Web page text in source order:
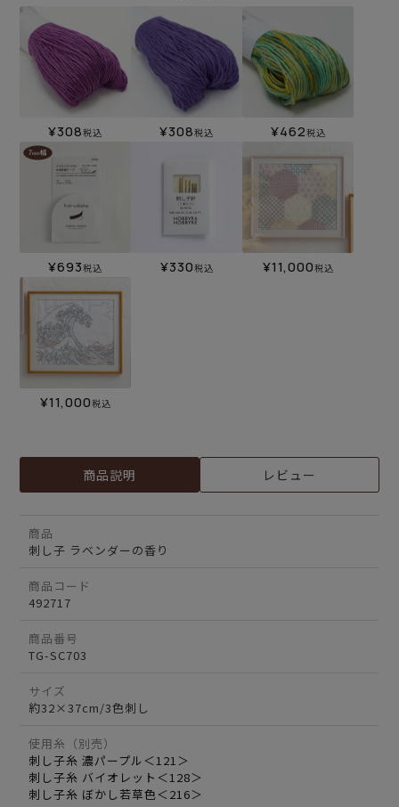
¥308税込 ¥308税込 ¥462税込
¥693税込 ¥330税込 ¥11,000税込
¥11,000税込
商品説明 レビュー
商品
刺し子 ラベンダーの香り
商品コード
492717
商品番号
TG-SC703
サイズ
約32×37cm/3色刺し
使用糸（別売）
刺し子糸 濃パープル＜121＞
刺し子糸 バイオレット＜128＞
刺し子糸 ぼかし若草色＜216＞